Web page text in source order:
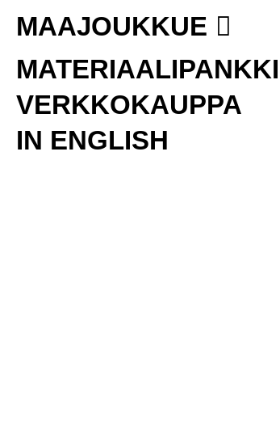
MAAJOUKKUE
MATERIAALIPANKKI
VERKKOKAUPPA
IN ENGLISH